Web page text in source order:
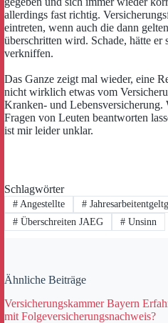
allerdings fast richtig.
eintreten, wenn auch die dann
überschritten wird. Schade, hätte
verkniffen.
Das Ganze zeigt mal wieder, eine
nicht wirklich etwas vom
Kranken- und Lebensversicherung.
Fragen von Leuten beantworten
ist mir leider unklar.
Schlagwörter
#Angestellte #
#Überschreiten JAEG #Unsinn
Ähnliche Beiträge
Versicherungskammer Bayern
mit Folgeversicherungsnachweis?